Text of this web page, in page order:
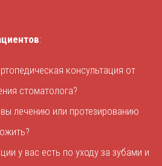
:
консультация от
стоматолога?
лечению или протезированию
у вас есть по уходу за зубами и